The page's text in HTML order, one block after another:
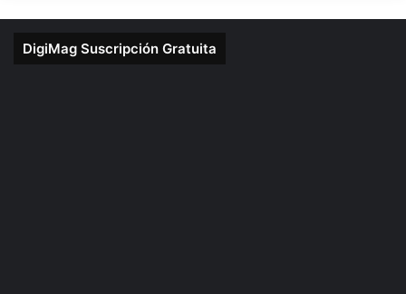
DigiMag Suscripción Gratuita